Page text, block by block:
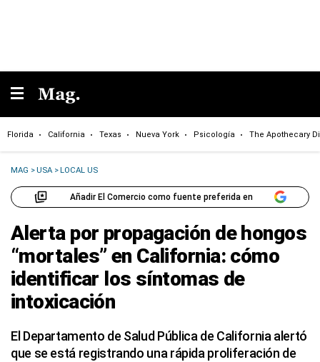
Florida California Texas Nueva York Psicología The Apothecary
MAG >USA >LOCAL US
Añadir El Comercio como fuente preferida en
Alerta por propagación de hongos
“mortales” en California: cómo
identificar los síntomas de
intoxicación
El Departamento de Salud Pública de California alertó
que se está registrando una rápida proliferación de